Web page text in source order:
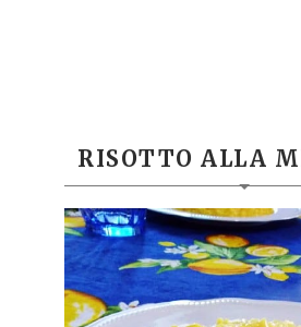
RISOTTO ALLA